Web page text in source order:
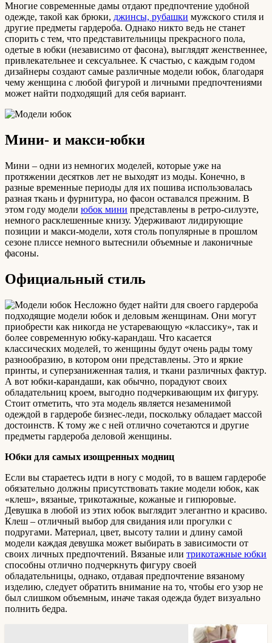
Многие современные дамы отдают предпочтение удобной
одежде, такой как брюки, джинсы, рубашки мужского стиля и
другие предметы гардероба. Однако никто ведь не станет
спорить с тем, что представительницы прекрасного пола,
одетые в юбки (независимо от фасона), выглядят женственнее,
привлекательнее и сексуальнее. К счастью, с каждым годом
дизайнеры создают самые различные модели юбок, благодаря
чему женщина с любой фигурой и личными предпочтениями
может найти подходящий для себя вариант.
Мини- и макси-юбки
Мини – одни из немногих моделей, которые уже на
протяжении десятков лет не выходят из моды. Конечно, в
разные временные периоды для их пошива использовалась
разная ткань и фурнитура, но фасон оставался прежним. В
этом году модели юбок мини представлены в ретро-силуэте,
немного расклешенные книзу. Удерживают лидирующие
позиции и макси-модели, хотя столь популярные в прошлом
сезоне плиссе немного вытеснили объемные и лаконичные
фасоны.
Официальный стиль
Несложно будет найти для своего гардероба
подходящие модели юбок и деловым женщинам. Они могут
приобрести как никогда не устаревающую «классику», так и
более современную юбку-карандаш. Что касается
классических моделей, то женщины будут очень рады тому
разнообразию, в котором они представлены. Это и яркие
принты, и суперзаниженная талия, и ткани различных фактур.
А вот юбки-карандаши, как обычно, порадуют своих
обладательниц кроем, выгодно подчеркивающим их фигуру.
Стоит отметить, что эта модель является незаменимой
одеждой в гардеробе бизнес-леди, поскольку обладает массой
достоинств. К тому же с ней отлично сочетаются и другие
предметы гардероба деловой женщины.
Юбки для самых изощренных модниц
Если вы стараетесь идти в ногу с модой, то в вашем гардеробе
обязательно должны присутствовать такие модели юбок, как
«клеш», вязаные, трикотажные, кожаные и гипюровые.
Девушка в любой из этих юбок выглядит элегантно и красиво.
Клеш – отличный выбор для свидания или прогулки с
подругами. Материал, цвет, высоту талии и длину самой
модели каждая девушка может выбирать в зависимости от
своих личных предпочтений. Вязаные или трикотажные юбки
способны отлично подчеркнуть фигуру своей
обладательницы, однако, отдавая предпочтение вязаному
изделию, следует обратить внимание на то, чтобы его узор не
был слишком объемным, иначе такая одежда будет визуально
полнить бедра.